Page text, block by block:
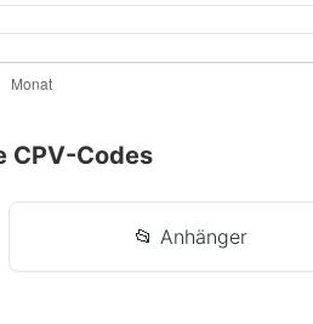
CPV-Codes
📂 Anhänger